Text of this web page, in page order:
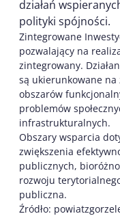
działań
polityki spójności.
Zintegrowane
pozwalający na
zintegrowany.
są ukierunkowane
obszarów
problemów
infrastrukturalnych.
Obszary wsparcia
zwiększenia
publicznych,
rozwoju
publiczna.
Źródło: